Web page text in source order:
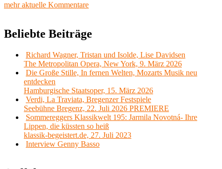
mehr aktuelle Kommentare
Beliebte Beiträge
Richard Wagner, Tristan und Isolde, Lise Davidsen
The Metropolitan Opera, New York, 9. März 2026
Die Große Stille, In fernen Welten, Mozarts Musik neu
entdecken
Hamburgische Staatsoper, 15. März 2026
Verdi, La Traviata, Bregenzer Festspiele
Seebühne Bregenz, 22. Juli 2026 PREMIERE
Sommereggers Klassikwelt 195: Jarmila Novotná- Ihre
Lippen, die küssten so heiß
klassik-begeistert.de, 27. Juli 2023
Interview Genny Basso